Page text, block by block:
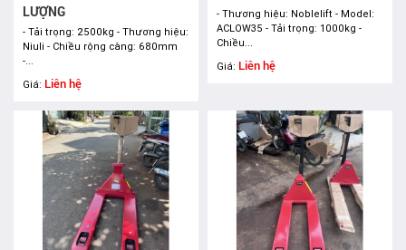
LƯỢNG
- Tải trọng: 2500kg - Thương hiệu:
Niuli - Chiều rộng càng: 680mm
-...
Giá: Liên hệ
- Thương hiệu: Noblelift - Model:
ACLOW35 - Tải trọng: 1000kg -
Chiều...
Giá: Liên hệ